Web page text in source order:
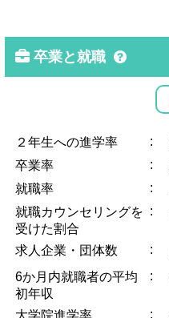
卒業と就職
２年生への進学率 :
卒業率 :
就職率 :
就職カウンセリングを
受けた割合
:
求人企業・団体数 :
6か月内就職者の平均
初年収
:
: